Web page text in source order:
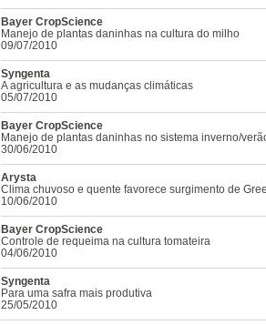
Bayer CropScience
Manejo de plantas daninhas na cultura do milho
09/07/2010
Syngenta
A agricultura e as mudanças climáticas
05/07/2010
Bayer CropScience
Manejo de plantas daninhas no sistema inverno/
30/06/2010
Arysta
Clima chuvoso e quente favorece surgimento de
10/06/2010
Bayer CropScience
Controle de requeima na cultura tomateira
04/06/2010
Syngenta
Para uma safra mais produtiva
25/05/2010